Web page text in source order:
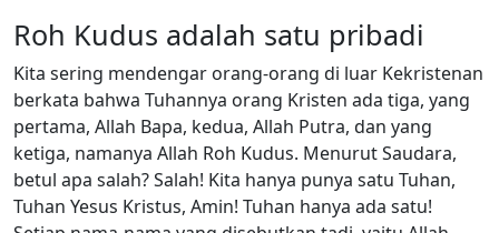
Roh Kudus adalah satu pribadi
Kita sering mendengar orang-orang di luar Kekristenan
berkata bahwa Tuhannya orang Kristen ada tiga, yang
pertama, Allah Bapa, kedua, Allah Putra, dan yang
ketiga, namanya Allah Roh Kudus. Menurut Saudara,
betul apa salah? Salah! Kita hanya punya satu Tuhan,
Tuhan Yesus Kristus, Amin! Tuhan hanya ada satu!